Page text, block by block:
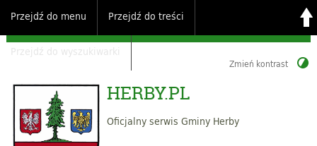
Przejdź do menu Przejdź do treści
Przejdź do wyszukiwarki
Zmień kontrast
HERBY.PL
Oficjalny serwis Gminy Herby